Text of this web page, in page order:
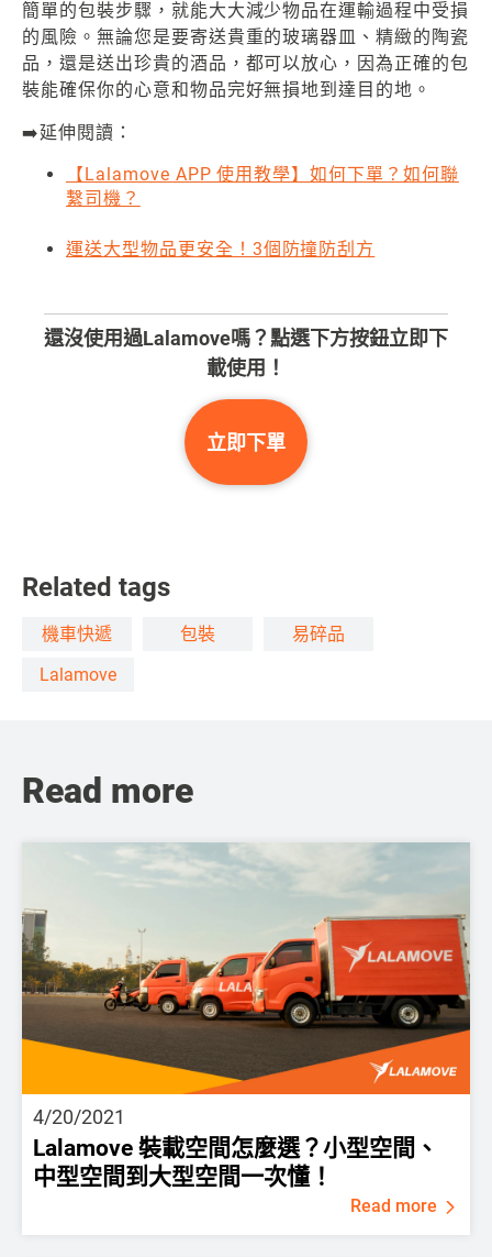
簡單的包裝步驟，就能大大減少物品在運輸過程中受損
的風險。無論您是要寄送貴重的玻璃器皿、精緻的陶瓷
品，還是送出珍貴的酒品，都可以放心，因為正確的包
裝能確保你的心意和物品完好無損地到達目的地。
➡️延伸閱讀：
【Lalamove APP 使用教學】如何下單？如何聯
繫司機？
運送大型物品更安全！3個防撞防刮方
還沒使用過Lalamove嗎？點選下方按鈕立即下
載使用！
立即下單
Related tags
機車快遞 包裝
易碎品
Lalamove
Read more
4/20/2021
Lalamove 裝載空間怎麼選？小型空間、
中型空間到大型空間一次懂！
Read more